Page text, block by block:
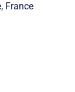
France